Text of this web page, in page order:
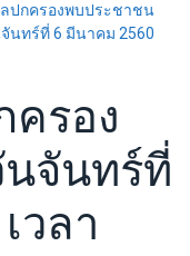
ปกครองพบประชาชน
นทร์ที่ 6 มีนาคม 2560
ครอง
จันทร์ที่
วลา